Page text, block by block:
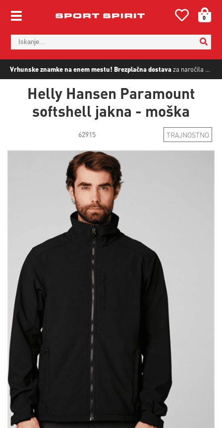
Vrhunske znamke na enem mestu! Brezplačna dostavaza naročila nad
0
Helly Hansen Paramount
softshell jakna - moška
62915 TRAJNOSTNO